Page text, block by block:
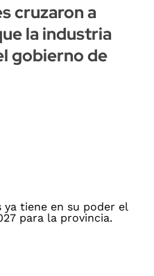
cruzaron a
la industria
gobierno de